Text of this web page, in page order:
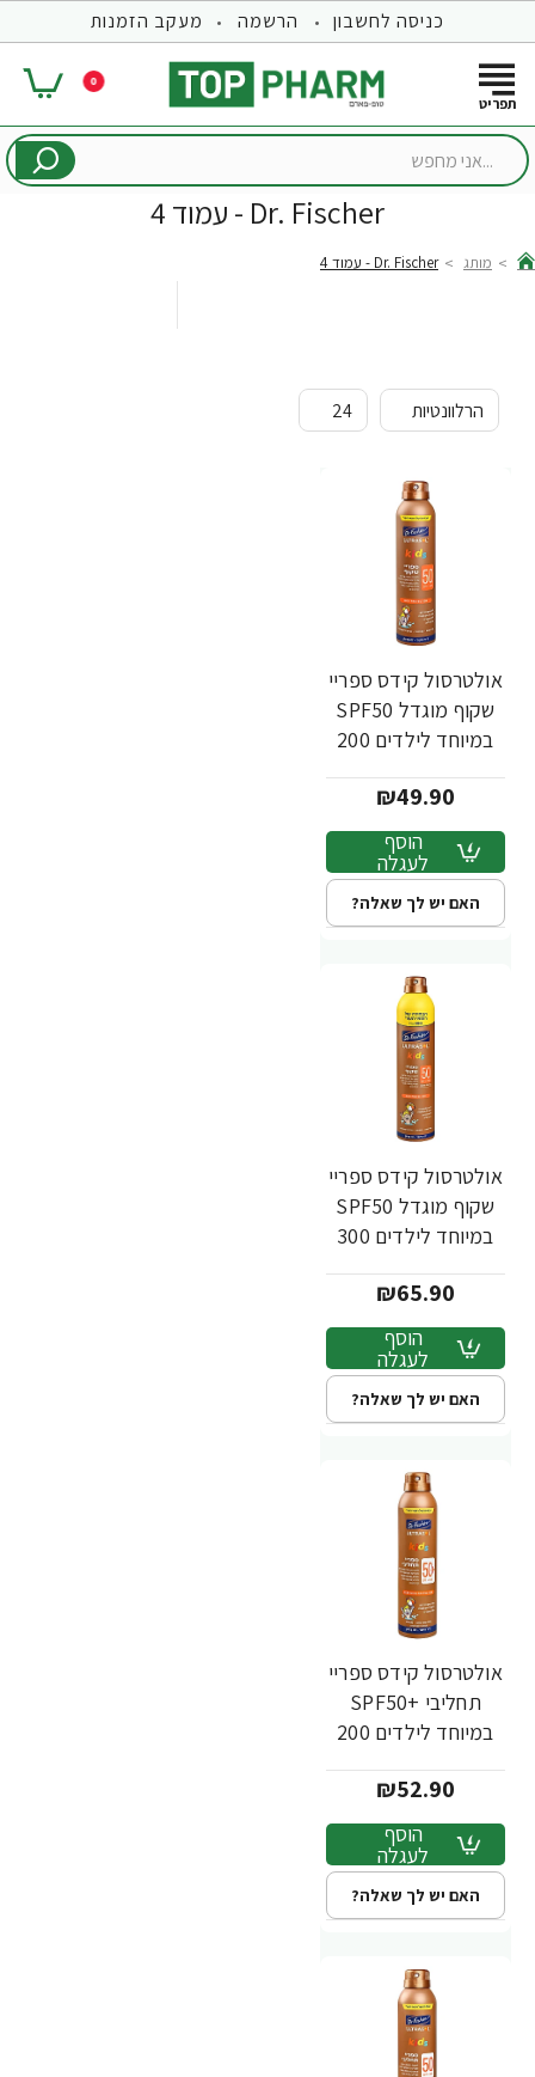
כניסה לחשבון הרשמה מעקב הזמנות
0
...אני
Dr. Fischer - עמוד 4
מותג Dr. Fischer - עמוד 4
אולטרסול קידס ספריי
שקוף מוגדל SPF50
במיוחד לילדים 200
₪49.90
הוסף
לעגלה
האם יש לך שאלה?
אולטרסול קידס ספריי
שקוף מוגדל SPF50
במיוחד לילדים 300
₪65.90
הוסף
לעגלה
האם יש לך שאלה?
אולטרסול קידס ספריי
תחליבי +SPF50
במיוחד לילדים 200
₪52.90
הוסף
לעגלה
האם יש לך שאלה?